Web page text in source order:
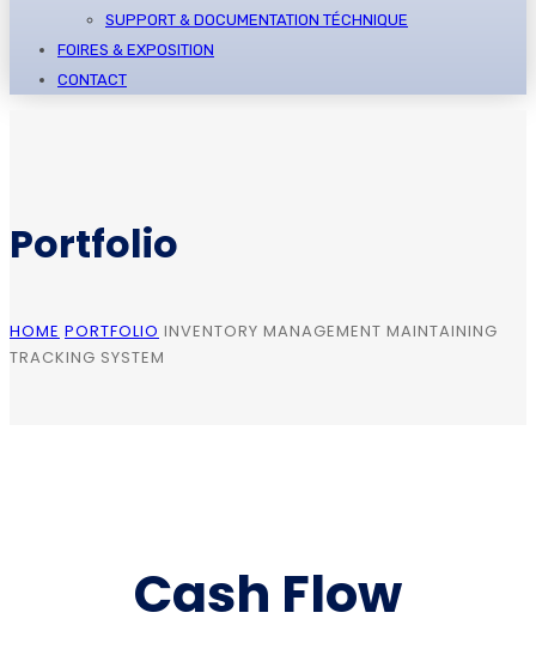
SUPPORT & DOCUMENTATION TÉCHNIQUE
FOIRES & EXPOSITION
CONTACT
Portfolio
HOME PORTFOLIO INVENTORY MANAGEMENT MAINTAINING
TRACKING SYSTEM
Cash Flow